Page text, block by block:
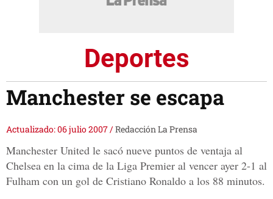
Deportes
Manchester se escapa
Actualizado: 06 julio 2007/Redacción La Prensa
Manchester United le sacó nueve puntos de ventaja al
Chelsea en la cima de la Liga Premier al vencer ayer 2-1 al
Fulham con un gol de Cristiano Ronaldo a los 88 minutos.